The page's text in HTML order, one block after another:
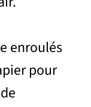
enroulés
pour